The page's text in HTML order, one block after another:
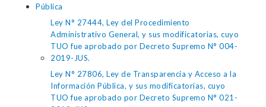
Pública
Ley N° 27444, Ley del Procedimiento
Administrativo General, y sus modificatorias, cuyo
TUO fue aprobado por Decreto Supremo N° 004-
2019-JUS.
Ley N° 27806, Ley de Transparencia y Acceso a la
Información Pública, y sus modificatorias, cuyo
TUO fue aprobado por Decreto Supremo N° 021-